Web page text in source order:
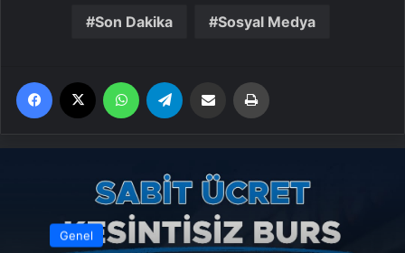
Son Dakika Sosyal Medya
Facebook WhatsApp Email'den paylaş
Genel